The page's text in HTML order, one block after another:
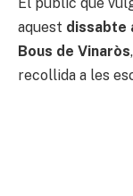
aquest dissabte
Bous de Vinaròs
recollida a les